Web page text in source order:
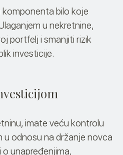
bilo koje
u nekretnine,
portfelj i smanjiti rizik
investicije.
imate veću kontrolu
u odnosu na držanje novca
unapređenjima,